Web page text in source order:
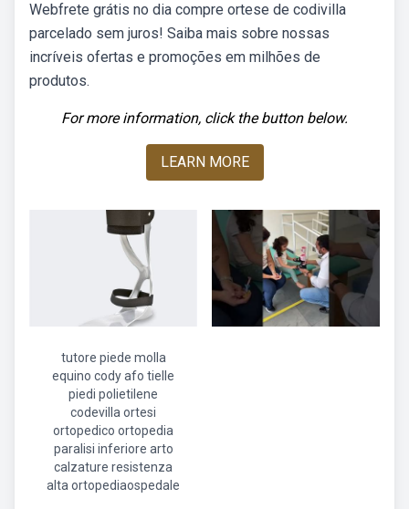
Webfrete grátis no dia compre ortese de codivilla
parcelado sem juros! Saiba mais sobre nossas
incríveis ofertas e promoções em milhões de
produtos.
For more information, click the button below.
LEARN MORE
tutore piede molla
equino cody afo tielle
piedi polietilene
codevilla ortesi
ortopedico ortopedia
paralisi inferiore arto
calzature resistenza
alta ortopediaospedale